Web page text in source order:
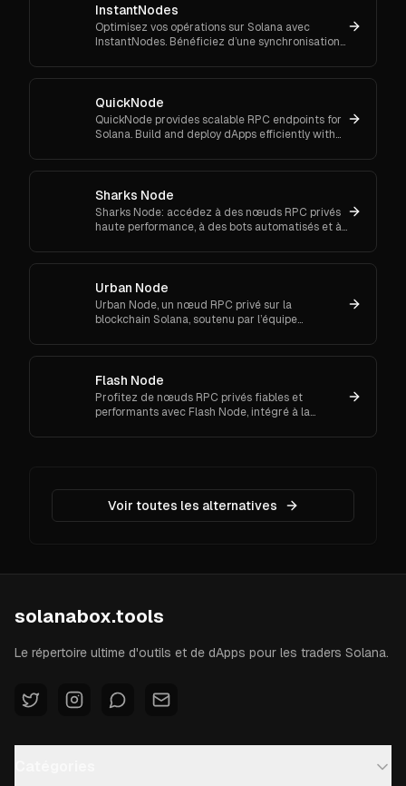
InstantNodes
Optimisez vos opérations sur Solana avec
InstantNodes. Bénéficiez d’une synchronisation
& d’un système robuste
QuickNode
QuickNode provides scalable RPC endpoints for
Solana. Build and deploy dApps efficiently with
Sharks Node
Sharks Node: accédez à des nœuds RPC privés
haute performance, à des bots automatisés et à
activités crypto.
Urban Node
Urban Node, un nœud RPC privé sur la
blockchain Solana, soutenu par l’équipe
performances rapides et efficaces.
Flash Node
Profitez de nœuds RPC privés fiables et
performants avec Flash Node, intégré à la
la communauté Solana.
Voir toutes les alternatives
solanabox.tools
Le répertoire ultime d'outils et de dApps pour les traders Solana.